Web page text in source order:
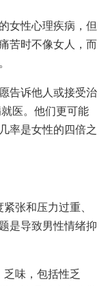
女性心理疾病，但
苦时不像女人，而
告诉他人或接受治
医。他们更可能
率是女性的四倍之
张和压力过重、
是导致男性情绪抑
味，包括性乏